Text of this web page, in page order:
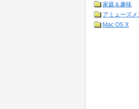
家庭＆趣味
アミューズメ
Mac OS X